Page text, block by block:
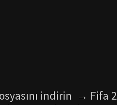
indirin → Fifa